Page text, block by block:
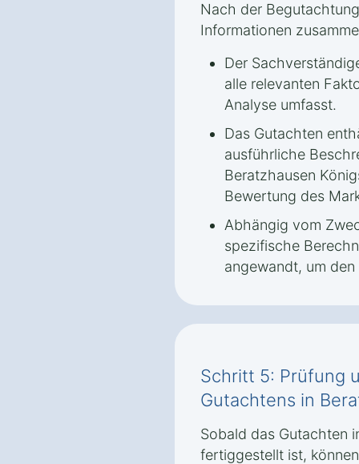
Nach der
Informationen
Der
alle relevanten
Analyse umfasst.
Das Gutachten
ausführliche
Beratzhausen
Bewertung des
Abhängig vom
spezifische
angewandt, um
Schritt 5: Prüfung
Gutachtens in
Sobald das Gutachten
fertiggestellt ist,